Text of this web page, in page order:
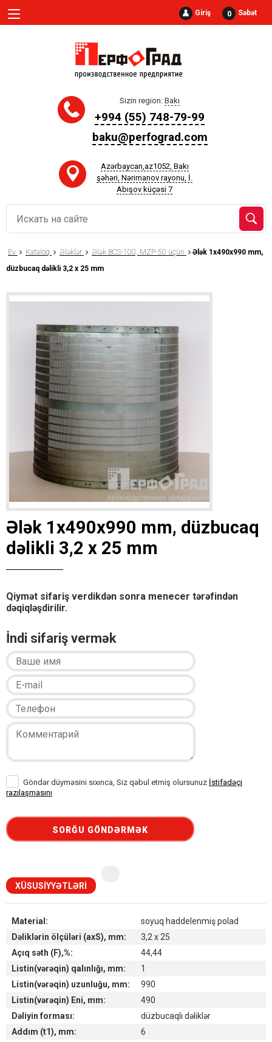
Giriş 0 Səbət
Sizin region: Bakı
+994 (55) 748-79-99
baku@perfograd.com
Azərbaycan,az1052, Bakı
şəhəri, Nərimanov rayonu, İ.
Abışov küçəsi 7
Ev Kataloq Ələklər Ələk BCS-100, MZP-50 üçün
Ələk 1x490x990 mm,
düzbucaq dəlikli 3,2 x 25 mm
Ələk 1x490x990 mm, düzbucaq
dəlikli 3,2 x 25 mm
Qiymət sifariş verdikdən sonra menecer tərəfindən
dəqiqləşdirilir.
İndi sifariş vermək
Göndər düyməsini sıxınca, Siz qəbul etmiş olursunuz İstifadəçi
razılaşmasını
SORĞU GÖNDƏRMƏK
XÜSUSIYYƏTLƏRI
Material:
soyuq haddelenmiş polad
Dəliklərin ölçüləri (axS), mm:
3,2 x 25
Açıq səth (F),%:
44,44
Listin(vərəqin) qalınlığı, mm:
1
Listin(vərəqin) uzunluğu, mm:
990
Listin(vərəqin) Eni, mm:
490
Dəliyin forması:
düzbucaqlı dəliklər
Addım (t1), mm:
6